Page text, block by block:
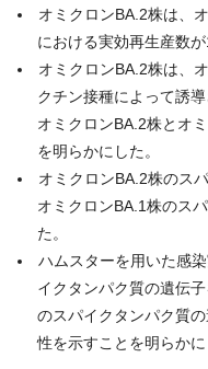
オミクロンBA.2株は、
における実効再生産数
オミクロンBA.2株は、
クチン接種によって誘
オミクロンBA.2株とオ
を明らかにした。
オミクロンBA.2株のス
オミクロンBA.1株のス
た。
ハムスターを用いた感
イクタンパク質の遺伝
のスパイクタンパク質
性を示すことを明らかに